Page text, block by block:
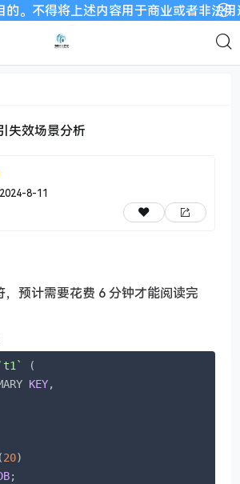
将上述内容用于商业或者非法用途
失效场景分析
2024-8-11
，预计需要花费 6 分钟才能阅读完
`t1`
(
KEY,
(20)
;